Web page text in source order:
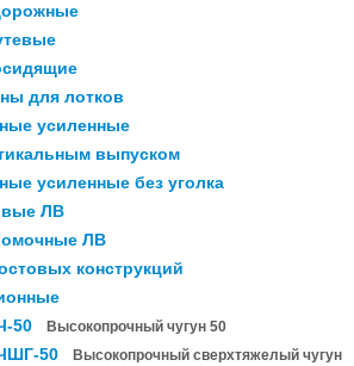
для лотков
усиленные
выпуском
усиленные без уголка
ЛВ
ЛВ
конструкций
50
Высокопрочный чугун 50
50 Высокопрочный сверхтяжелый чугун